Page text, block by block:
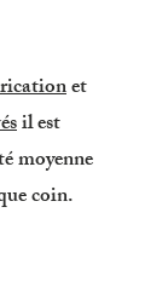
et
il est
moyenne
coin.